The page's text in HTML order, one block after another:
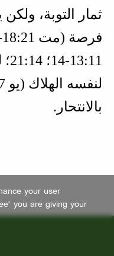
ثمار التوبة،
فرصة (
11‏:13‏-14؛ 14‏:21؛ لو 22‏:22
لنفسه الهلاك (يو 17‏:12
بالانتحار.
your user
you are giving your